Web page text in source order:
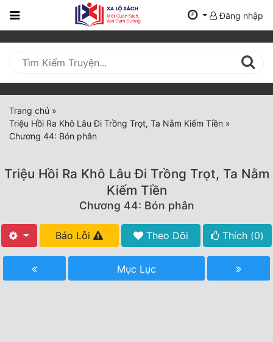
Trang
Mới
Cập
Nhật
(current)
BXH
Truyện Mới Ra
Hoàn Thành
Đăng nhập
Trang chủ »
Triệu Hồi Ra Khô Lâu Đi Trồng Trọt, Ta Nằm Kiếm Tiền »
Chương 44: Bón phân
Triệu Hồi Ra Khô Lâu Đi Trồng Trọt, Ta Nằm
Kiếm Tiền
Chương 44: Bón phân
Báo Lỗi Theo Dõi Thích (0)
Mục Lục